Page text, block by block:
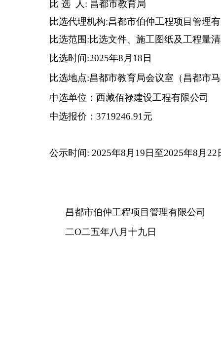
比 选 人: 昌都市教育局
比选代理机构:昌都市伯仲工程项目管理
比选范围:比选文件、施工图纸及工程量
比选时间:2025年8月18日
比选地点:昌都市教育局会议室（昌都市
中选单位：西藏佰禄建设工程有限公司
中选报价：3719246.91元
公示时间: 2025年8月19日至2025年8月22
昌都市伯仲工程项目管理有限公司
二O二五年八月十九日